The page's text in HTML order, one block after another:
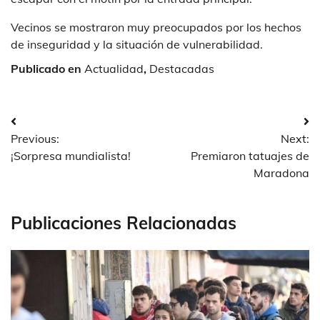
Vecinos se mostraron muy preocupados por los hechos
de inseguridad y la situación de vulnerabilidad.
Publicado en Actualidad, Destacadas
Navegación
de
Previous:
¡Sorpresa mundialista!
Next:
Premiaron tatuajes de
Maradona
Publicaciones Relacionadas